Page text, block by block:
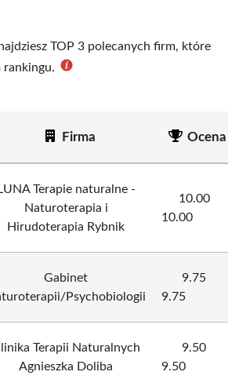
TOP 3 polecanych firm, które
rankingu.
Firma Ocena
LUNA Terapie naturalne -
Naturoterapia i
Hirudoterapia Rybnik
10.00
10.00
Gabinet
Psychobiologii
9.75
9.75
Terapii Naturalnych
Agnieszka Doliba
9.50
9.50